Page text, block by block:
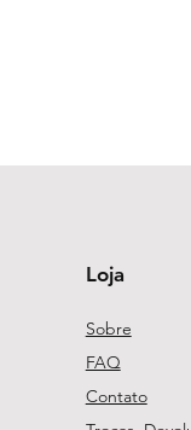
Loja
Sobre
FAQ
Contato